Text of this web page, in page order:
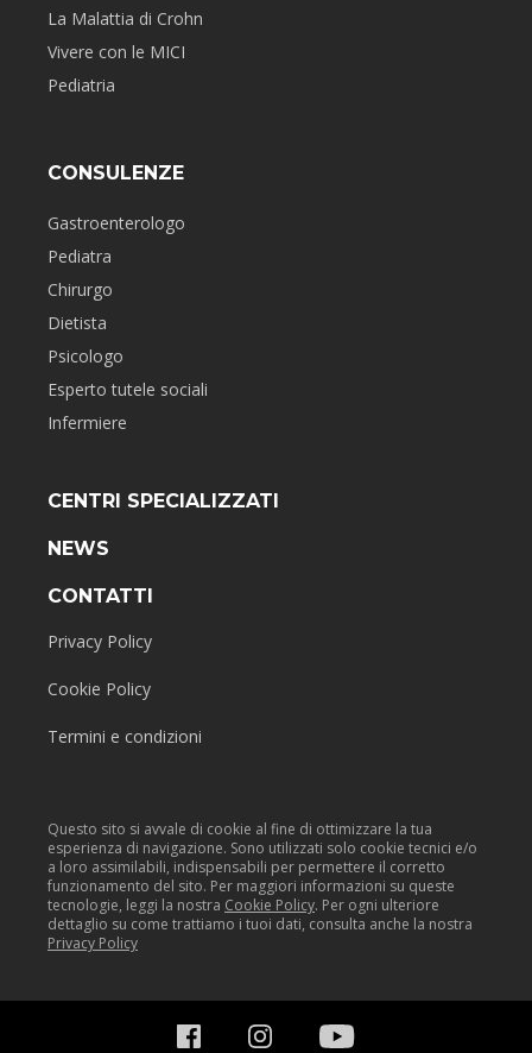
La Malattia di Crohn
Vivere con le MICI
Pediatria
CONSULENZE
Gastroenterologo
Pediatra
Chirurgo
Dietista
Psicologo
Esperto tutele sociali
Infermiere
CENTRI SPECIALIZZATI
NEWS
CONTATTI
Privacy Policy
Cookie Policy
Termini e condizioni
Questo sito si avvale di cookie al fine di ottimizzare la tua
esperienza di navigazione. Sono utilizzati solo cookie tecnici e/o
a loro assimilabili, indispensabili per permettere il corretto
funzionamento del sito. Per maggiori informazioni su queste
tecnologie, leggi la nostra Cookie Policy. Per ogni ulteriore
dettaglio su come trattiamo i tuoi dati, consulta anche la nostra
Privacy Policy